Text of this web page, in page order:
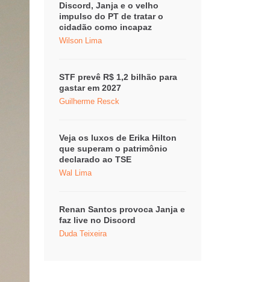
Discord, Janja e o velho
impulso do PT de tratar o
cidadão como incapaz
Wilson Lima
STF prevê R$ 1,2 bilhão para
gastar em 2027
Guilherme Resck
Veja os luxos de Erika Hilton
que superam o patrimônio
declarado ao TSE
Wal Lima
Renan Santos provoca Janja e
faz live no Discord
Duda Teixeira